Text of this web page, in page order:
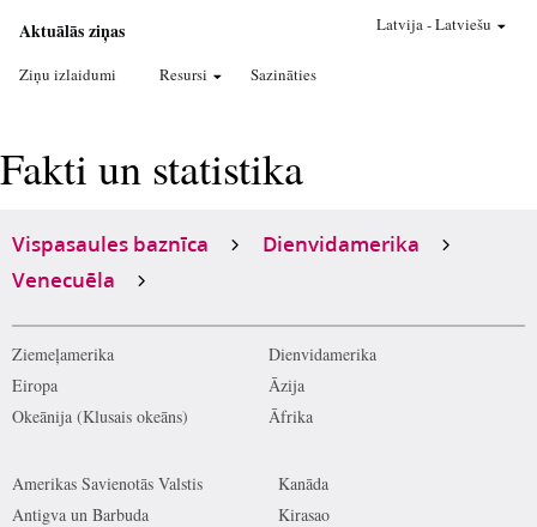
Aktuālās ziņas
Ziņu izlaidumi Resursi Sazināties
Latvija-Latviešu
Fakti un statistika
Vispasaules baznīca
Dienvidamerika
Venecuēla
Ziemeļamerika
Dienvidamerika
Eiropa
Āzija
Okeānija (Klusais okeāns)
Āfrika
Amerikas Savienotās Valstis
Antigva un Barbuda
Kanāda
Kirasao